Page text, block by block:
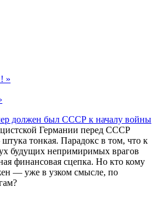
»
должен был СССР к началу войны
Германии перед СССР
тонкая. Парадокс в том, что к
будущих непримиримых врагов
финансовая сцепка. Но кто кому
— уже в узком смысле, по